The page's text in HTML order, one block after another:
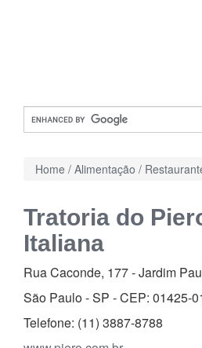
Home / Alimentação /
Tratoria do
Italiana
Rua Caconde, 177-Jardim
São Paulo - SP - CEP: 01425-
Telefone: (11) 3887-8788